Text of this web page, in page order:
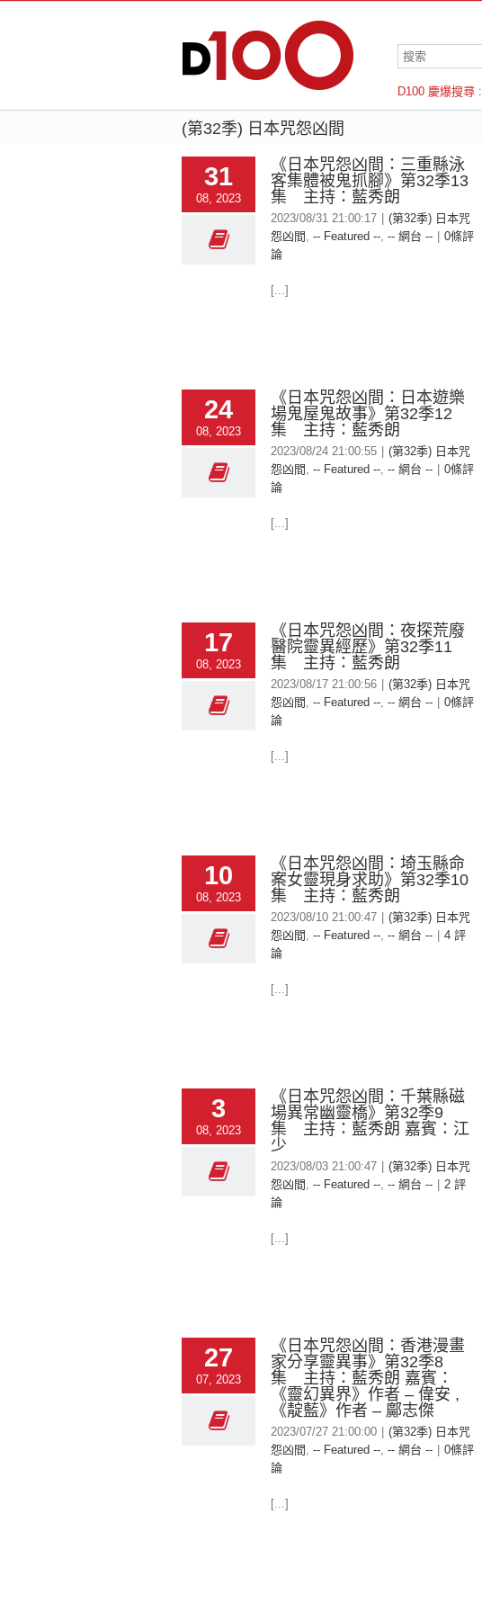
D100 慶爆搜尋 :
羅倫斯
(第32季) 日本咒怨凶間
31
08, 2023
《日本咒怨凶間：三重縣泳
客集體被鬼抓腳》第32季13
集 主持：藍秀朗
2023/08/31 21:00:17
(第32季) 日本咒
怨凶間 , -- Featured --, -- 網台 --
0條評
論
[...]
24
08, 2023
《日本咒怨凶間：日本遊樂
場鬼屋鬼故事》第32季12
集 主持：藍秀朗
2023/08/24 21:00:55
(第32季) 日本咒
怨凶間 , -- Featured --, -- 網台 --
0條評
論
[...]
17
08, 2023
《日本咒怨凶間：夜探荒廢
醫院靈異經歷》第32季11
集 主持：藍秀朗
2023/08/17 21:00:56
(第32季) 日本咒
怨凶間 , -- Featured --, -- 網台 --
0條評
論
[...]
10
08, 2023
《日本咒怨凶間：埼玉縣命
案女靈現身求助》第32季10
集 主持：藍秀朗
2023/08/10 21:00:47
(第32季) 日本咒
怨凶間 , -- Featured --, -- 網台 --
4 評
論
[...]
3
08, 2023
《日本咒怨凶間：千葉縣磁
場異常幽靈橋》第32季9
集 主持：藍秀朗 嘉賓：江
少
2023/08/03 21:00:47
(第32季) 日本咒
怨凶間 , -- Featured --, -- 網台 --
2 評
論
[...]
27
07, 2023
《日本咒怨凶間：香港漫畫
家分享靈異事》第32季8
集 主持：藍秀朗 嘉賓：
《靈幻異界》作者 – 偉安 ,
《靛藍》作者 – 鄺志傑
2023/07/27 21:00:00
(第32季) 日本咒
怨凶間 , -- Featured --, -- 網台 --
0條評
論
[...]